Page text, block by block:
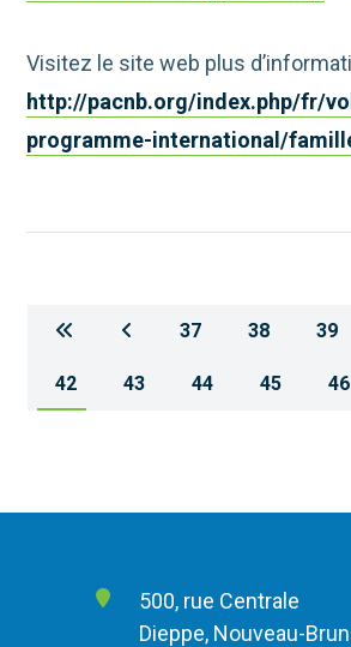
Visitez le site web plus
http://pacnb.org/index.php/fr/
programme-international/
37 38 39
42 43 44 45 46
500, rue Centrale
Dieppe, Nouveau-